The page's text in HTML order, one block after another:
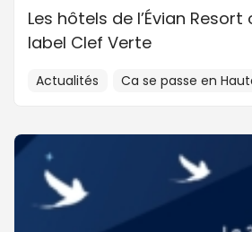
Les hôtels de l’Évian
label Clef Verte
Actualités Ca se passe en